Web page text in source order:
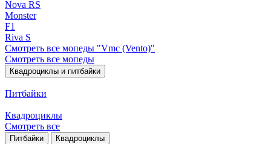
Nova RS
Monster
F1
Riva S
Смотреть все мопеды "Vmc (Vento)"
Смотреть все мопеды
Квадроциклы и питбайки
Питбайки
Квадроциклы
Смотреть все
Питбайки Квадроциклы